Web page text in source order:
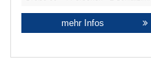
mehr Infos